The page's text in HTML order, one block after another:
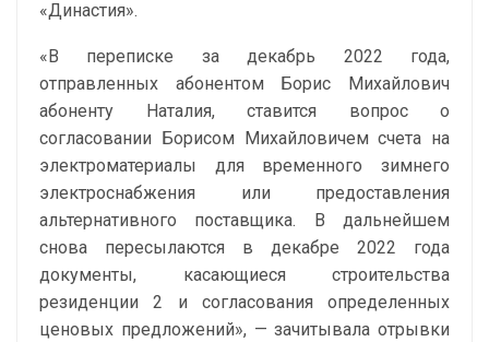
«Династия».
«В переписке за декабрь 2022 года,
отправленных абонентом Борис Михайлович
абоненту Наталия, ставится вопрос о
согласовании Борисом Михайловичем счета на
электроматериалы для временного зимнего
электроснабжения или предоставления
альтернативного поставщика. В дальнейшем
снова пересылаются в декабре 2022 года
документы, касающиеся строительства
резиденции 2 и согласования определенных
ценовых предложений», — зачитывала отрывки